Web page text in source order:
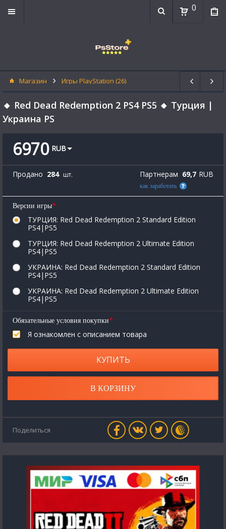
0
Магазин Игры PlayStation (26)
🔸 Red Dead Redemption 2 PS4 PS5 🔸 Турция |
Украина PS
6970 RUB
Продано 284 шт. Партнерам 69,7 RUB
как заработать
Версии игры*
ТУРЦИЯ: Red Dead Redemption 2 Standard Edition
PS4|PS5
ТУРЦИЯ: Red Dead Redemption 2 Ultimate Edition
PS4|PS5
УКРАИНА: Red Dead Redemption 2 Standard Edition
PS4|PS5
УКРАИНА: Red Dead Redemption 2 Ultimate Edition
PS4|PS5
Обязательные условия покупки*
Я ознакомлен с описанием товара
КУПИТЬ
В КОРЗИНУ
Поделиться